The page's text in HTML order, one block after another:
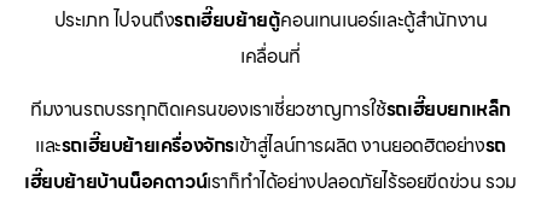
ประเภท ไปจนถึงรถเฮี๊ยบย้ายตู้คอนเทนเนอร์และตู้สำนักงาน
เคลื่อนที่
ทีมงานรถบรรทุกติดเครนของเราเชี่ยวชาญการใช้รถเฮี๊ยบยกเหล็ก
และรถเฮี๊ยบย้ายเครื่องจักรเข้าสู่ไลน์การผลิต งานยอดฮิตอย่างรถ
เฮี๊ยบย้ายบ้านน็อคดาวน์เราก็ทำได้อย่างปลอดภัยไร้รอยขีดข่วน รวม